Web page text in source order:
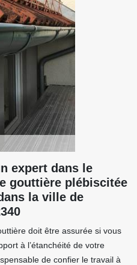
expert dans le
gouttière plébiscitée
la ville de
doit être assurée si vous
à l’étanchéité de votre
de confier le travail à